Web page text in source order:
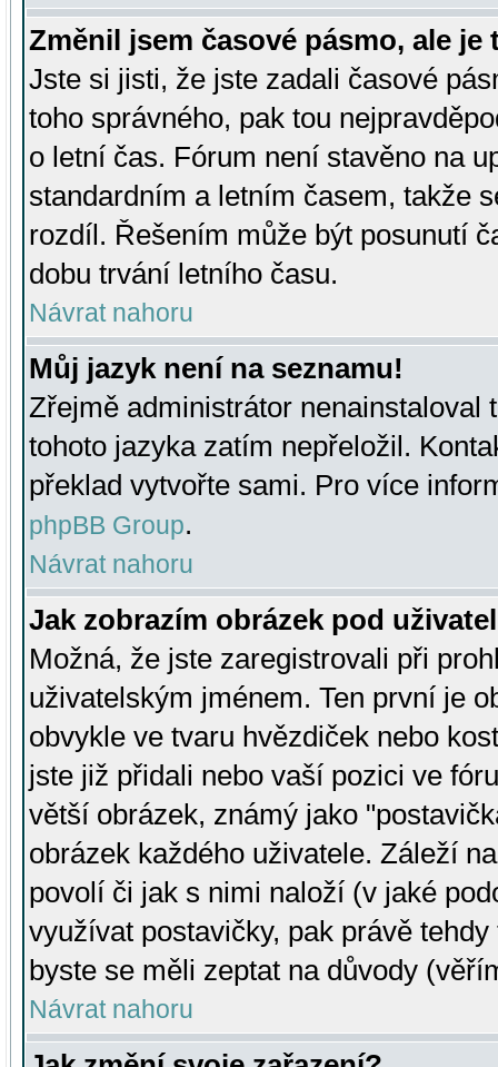
Změnil jsem časové pásmo, ale je
Jste si jisti, že jste zadali časové
toho správného, pak tou
o letní čas. Fórum není stavěno na
standardním a letním časem, takže
rozdíl. Řešením může být posunutí
dobu trvání letního času.
Návrat nahoru
Můj jazyk není na seznamu!
Zřejmě administrátor nenainstaloval
tohoto jazyka zatím nepřeložil.
překlad vytvořte sami. Pro více
phpBB Group.
Návrat nahoru
Jak zobrazím obrázek pod
Možná, že jste zaregistrovali při
uživatelským jménem. Ten první je
obvykle ve tvaru hvězdiček nebo
jste již přidali nebo vaší pozici ve
větší obrázek, známý jako
obrázek každého uživatele. Záleží
povolí či jak s nimi naloží (v jaké
využívat postavičky, pak právě
byste se měli zeptat na důvody
Návrat nahoru